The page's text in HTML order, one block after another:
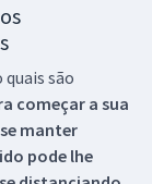
são
começar a sua
manter
pode lhe